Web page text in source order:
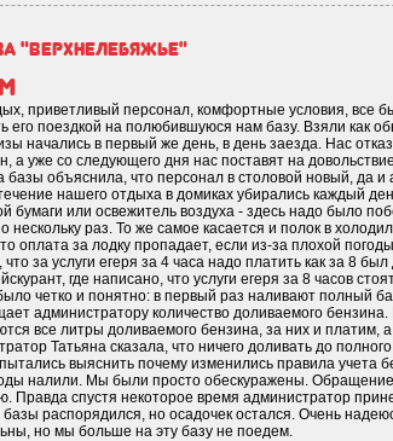
"Верхнелебяжье"
приветливый персонал, комфортные условия, все
его поездкой на полюбившуюся нам базу. Взяли как
начались в первый же день, в день заезда. Нас
а уже со следующего дня нас поставят на
базы объяснила, что персонал в столовой новый, да и
нашего отдыха в домиках убирались каждый
бумаги или освежитель воздуха - здесь надо было
раз. То же самое касается и полок в
оплата за лодку пропадает, если из-за плохой
за услуги егеря за 4 часа надо платить как за 8
где написано, что услуги егеря за 8 часов
четко и понятно: в первый раз наливают полный
администратору количество доливаемого
все литры доливаемого бензина, за них и платим,
Татьяна сказала, что ничего доливать до
выяснить почему изменились правила учета
налили. Мы были просто обескуражены.
Правда спустя некоторое время администратор
распорядился, но осадочек остался. Очень
но мы больше на эту базу не поедем.